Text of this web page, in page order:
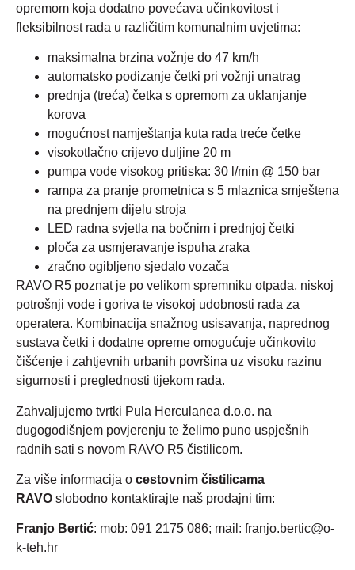
opremom koja dodatno povećava učinkovitost i
fleksibilnost rada u različitim komunalnim uvjetima:
maksimalna brzina vožnje do 47 km/h
automatsko podizanje četki pri vožnji unatrag
prednja (treća) četka s opremom za uklanjanje
korova
mogućnost namještanja kuta rada treće četke
visokotlačno crijevo duljine 20 m
pumpa vode visokog pritiska: 30 l/min @ 150 bar
rampa za pranje prometnica s 5 mlaznica smještena
na prednjem dijelu stroja
LED radna svjetla na bočnim i prednjoj četki
ploča za usmjeravanje ispuha zraka
zračno ogibljeno sjedalo vozača
RAVO R5 poznat je po velikom spremniku otpada, niskoj
potrošnji vode i goriva te visokoj udobnosti rada za
operatera. Kombinacija snažnog usisavanja, naprednog
sustava četki i dodatne opreme omogućuje učinkovito
čišćenje i zahtjevnih urbanih površina uz visoku razinu
sigurnosti i preglednosti tijekom rada.
Zahvaljujemo tvrtki Pula Herculanea d.o.o. na
dugogodišnjem povjerenju te želimo puno uspješnih
radnih sati s novom RAVO R5 čistilicom.
Za više informacija o cestovnim čistilicama
RAVO slobodno kontaktirajte naš prodajni tim:
Franjo Bertić: mob: 091 2175 086; mail: franjo.bertic@o-
k-teh.hr